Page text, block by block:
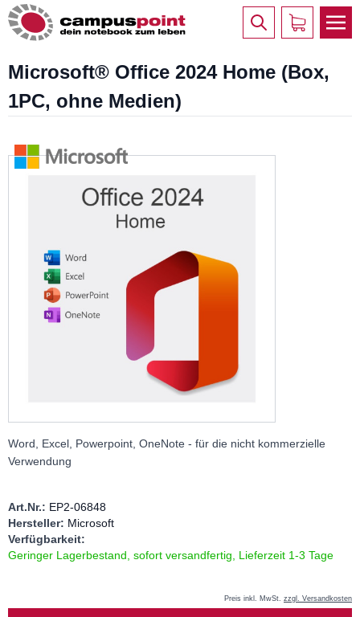
Microsoft® Office 2024 Home (Box,
1PC, ohne Medien)
Word, Excel, Powerpoint, OneNote - für die nicht kommerzielle
Verwendung
Art.Nr.: EP2-06848
Hersteller: Microsoft
Verfügbarkeit:
Geringer Lagerbestand, sofort versandfertig, Lieferzeit 1-3 Tage
Preis inkl. MwSt. zzgl. Versandkosten